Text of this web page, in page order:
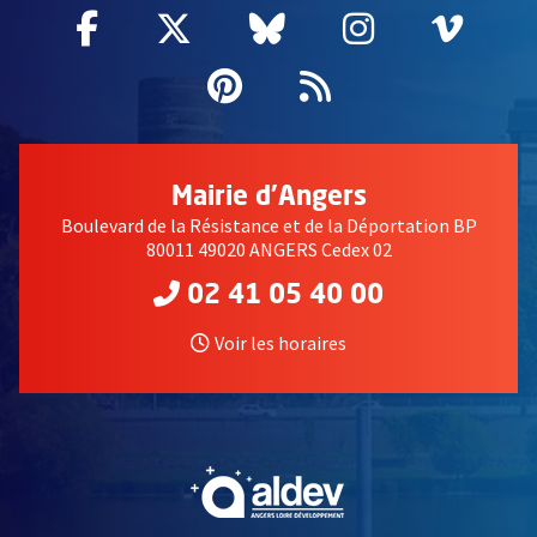
Facebook
, Ouvre une nouvelle fenêtre
Twitter
, Ouvre une nouvelle
Bluesky
, Ouvre une
Instagram
, Ouvre
,
Pinterest
, Ouvre une
Flux RSS
Mairie d'Angers
Boulevard de la Résistance et de la Déportation BP
80011 49020 ANGERS Cedex 02
02 41 05 40 00
Voir les horaires